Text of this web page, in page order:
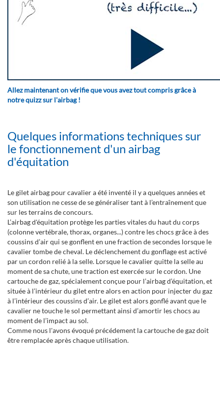
Allez maintenant on vérifie que vous avez tout compris grâce à
notre quizz sur l'airbag !
Quelques informations techniques sur
le fonctionnement d'un airbag
d'équitation
Le gilet airbag pour cavalier a été inventé il y a quelques années et
son utilisation ne cesse de se généraliser tant à l’entraînement que
sur les terrains de concours.
L’airbag d'équitation protège les parties vitales du haut du corps
(colonne vertébrale, thorax, organes...) contre les chocs grâce à des
coussins d’air qui se gonflent en une fraction de secondes lorsque le
cavalier tombe de cheval. Le déclenchement du gonflage est activé
par un cordon relié à la selle. Lorsque le cavalier quitte la selle au
moment de sa chute, une traction est exercée sur le cordon. Une
cartouche de gaz, spécialement conçue pour l’airbag d’équitation, et
située à l’intérieur du gilet entre alors en action pour injecter du gaz
à l’intérieur des coussins d’air. Le gilet est alors gonflé avant que le
cavalier ne touche le sol permettant ainsi d’amortir les chocs au
moment de l’impact au sol.
Comme nous l'avons évoqué précédement la cartouche de gaz doit
être remplacée après chaque utilisation.